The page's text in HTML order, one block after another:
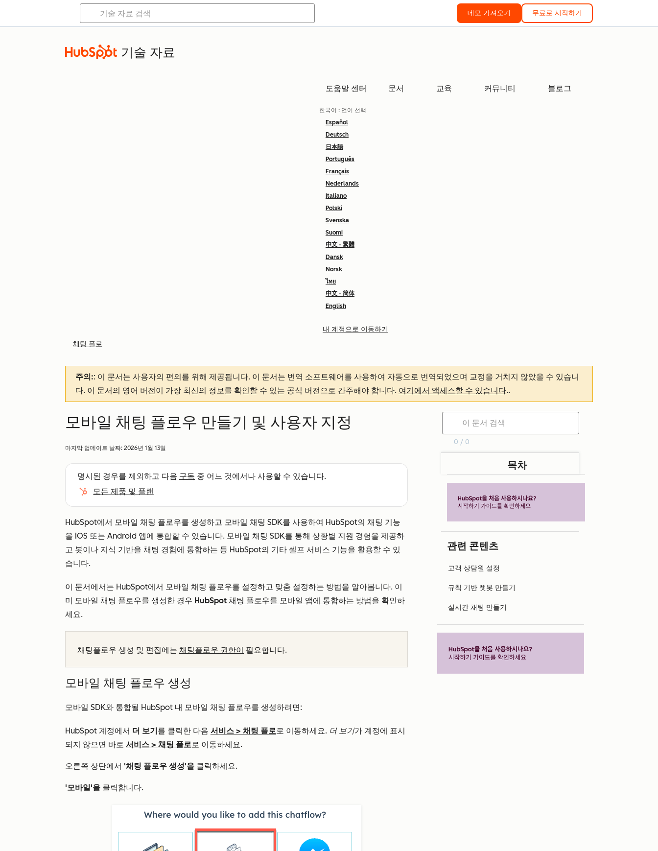
데모 가져오기 무료로 시작하기
기술 자료
도움말 센터 문서 교육 커뮤니티 블로그
한국어 : 언어 선택
Español
Deutsch
日本語
Português
Français
Nederlands
Italiano
Polski
Svenska
Suomi
中文 - 繁體
Dansk
Norsk
ไทย
中文 - 简体
English
내 계정으로 이동하기
채팅 플로
주의:: 이 문서는 사용자의 편의를 위해 제공됩니다. 이 문서는 번역 소프트웨어를 사용하여 자동으로 번역되었으며 교정을 거치지 않았을 수 있습니
다. 이 문서의 영어 버전이 가장 최신의 정보를 확인할 수 있는 공식 버전으로 간주해야 합니다. 여기에서 액세스할 수 있습니다..
모바일 채팅 플로우 만들기 및 사용자 지정
마지막 업데이트 날짜: 2026년 1월 13일
명시된 경우를 제외하고 다음 구독 중 어느 것에서나 사용할 수 있습니다.
모든 제품 및 플랜
HubSpot에서 모바일 채팅 플로우를 생성하고 모바일 채팅 SDK를 사용하여 HubSpot의 채팅 기능
을 iOS 또는 Android 앱에 통합할 수 있습니다. 모바일 채팅 SDK를 통해 상황별 지원 경험을 제공하
고 봇이나 지식 기반을 채팅 경험에 통합하는 등 HubSpot의 기타 셀프 서비스 기능을 활용할 수 있
습니다.
이 문서에서는 HubSpot에서 모바일 채팅 플로우를 설정하고 맞춤 설정하는 방법을 알아봅니다. 이
미 모바일 채팅 플로우를 생성한 경우 HubSpot 채팅 플로우를 모바일 앱에 통합하는 방법을 확인하
세요.
채팅플로우 생성 및 편집에는 채팅플로우 권한이 필요합니다.
모바일 채팅 플로우 생성
모바일 SDK와 통합될 HubSpot 내 모바일 채팅 플로우를 생성하려면:
HubSpot 계정에서 더 보기를 클릭한 다음 서비스 > 채팅 플로로 이동하세요. 더 보기가 계정에 표시
되지 않으면 바로 서비스 > 채팅 플로로 이동하세요.
오른쪽 상단에서 '채팅 플로우 생성'을 클릭하세요.
'모바일'을 클릭합니다.
0 / 0
목차
관련 콘텐츠
고객 상담원 설정
규칙 기반 챗봇 만들기
실시간 채팅 만들기